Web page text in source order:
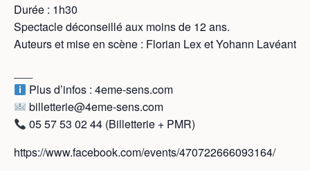
Durée : 1h30
Spectacle déconseillé aux moins de 12 ans.
Auteurs et mise en scène : Florian Lex et Yohann Lavéant
Plus d’infos : 4eme-sens.com
billetterie@4eme-sens.com
05 57 53 02 44 (Billetterie + PMR)
https://www.facebook.com/events/470722666093164/